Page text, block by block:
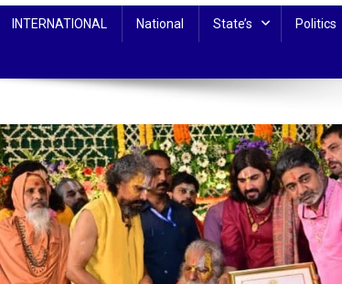
INTERNATIONAL National State’s Politics